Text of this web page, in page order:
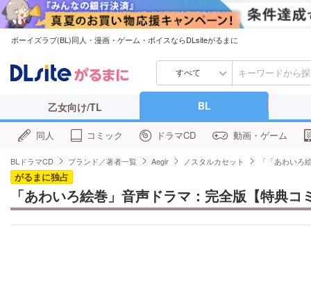
ボーイズラブ(BL)同人・漫画・ゲーム・ボイスならDLsiteがるまに
すべて
乙女向け/TL BL
同人 コミック ドラマCD 動画・ゲーム
BLドラマCD ブランド／著者一覧 Aegir ノスタルカセット 「「あわいろ
がるまに独占
「あわいろ絵巻」音声ドラマ：完全版【特典コ